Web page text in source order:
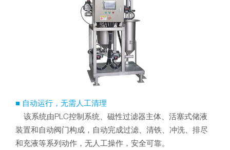
■ 自动运行，无需人工清理
该系统由PLC控制系统、磁性过滤器主体、活塞式储液
装置和自动阀门构成，自动完成过滤、清铁、冲洗、排尽
和充液等系列动作，无人工操作，安全可靠。